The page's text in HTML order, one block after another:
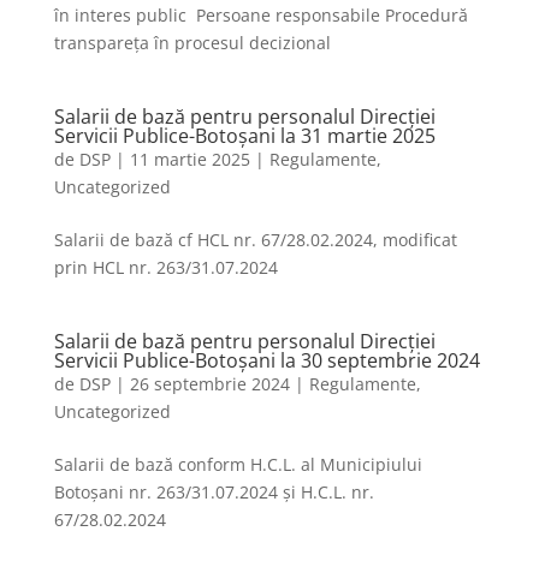
în interes public Persoane responsabile Procedură
transpareța în procesul decizional
Salarii de bază pentru personalul Direcției
Servicii Publice-Botoșani la 31 martie 2025
de DSP| 11 martie 2025| Regulamente,
Uncategorized
Salarii de bază cf HCL nr. 67/28.02.2024, modificat
prin HCL nr. 263/31.07.2024
Salarii de bază pentru personalul Direcției
Servicii Publice-Botoșani la 30 septembrie 2024
de DSP| 26 septembrie 2024| Regulamente,
Uncategorized
Salarii de bază conform H.C.L. al Municipiului
Botoșani nr. 263/31.07.2024 și H.C.L. nr.
67/28.02.2024